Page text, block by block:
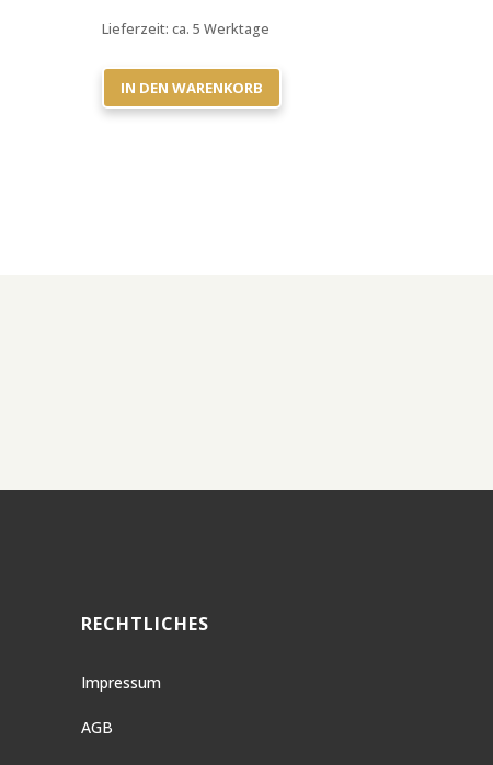
Lieferzeit:ca. 5 Werktage
IN DEN WARENKORB
RECHTLICHES
Impressum
AGB